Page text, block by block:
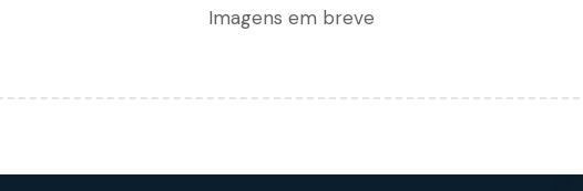
Imagens em breve